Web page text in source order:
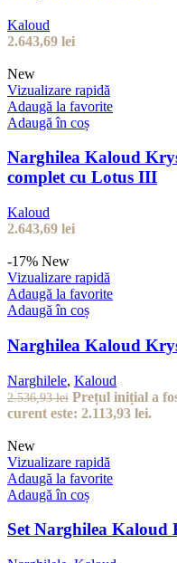
Kaloud
2.643,69 lei
New
Vizualizare rapidă
Adaugă la favorite
Adaugă în coș
Narghilea Kaloud
complet cu Lotus III
Kaloud
2.643,69 lei
-17% New
Vizualizare rapidă
Adaugă la favorite
Adaugă în coș
Narghilea Kaloud
Narghilele, Kaloud
2.536,93lei Prețul inițial a
curent este: 2.113,93 lei.
New
Vizualizare rapidă
Adaugă la favorite
Adaugă în coș
Set Narghilea Kaloud